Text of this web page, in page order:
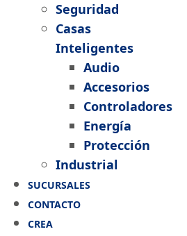
Seguridad
Casas
Inteligentes
Audio
Accesorios
Controladores
Energía
Protección
Industrial
SUCURSALES
CONTACTO
CREA